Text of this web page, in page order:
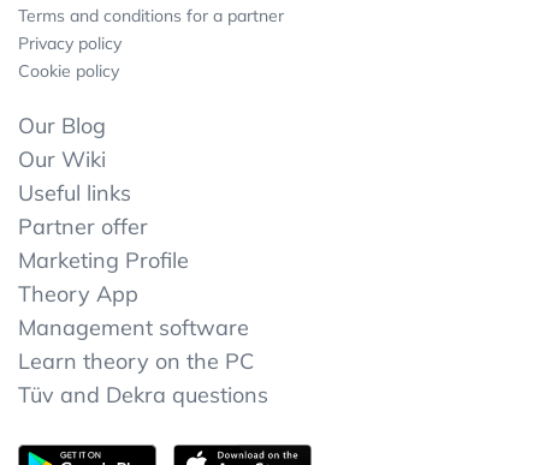
Terms and conditions for a partner
Privacy policy
Cookie policy
Our Blog
Our Wiki
Useful links
Partner offer
Marketing Profile
Theory App
Management software
Learn theory on the PC
Tüv and Dekra questions